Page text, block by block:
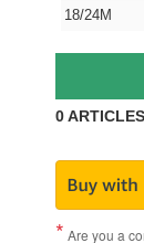
18/24M
0ARTICLES
Are you a